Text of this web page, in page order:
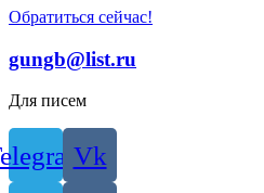
Обратиться сейчас!
gungb@list.ru
Для писем
Vk